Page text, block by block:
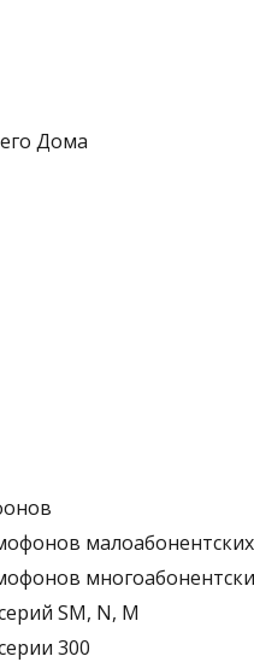
Дома
малоабонентских
SM, N, M
300